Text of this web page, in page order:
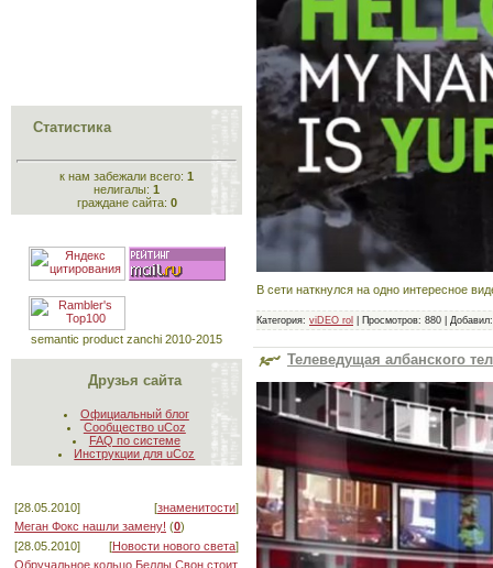
Статистика
к нам забежали всего: 1
нелигалы: 1
граждане сайта: 0
semantic product zanchi 2010-2015
Друзья сайта
Официальный блог
Сообщество uCoz
FAQ по системе
Инструкции для uCoz
[28.05.2010] [знаменитости]
Меган Фокс нашли замену! (0)
[28.05.2010]
[Новости нового света]
Обручальное кольцо Беллы Свон стоит
В сети наткнулся на одно интересное
Категория: viDEO rol Просмотров: 880 Добавил:
Телеведущая албанского